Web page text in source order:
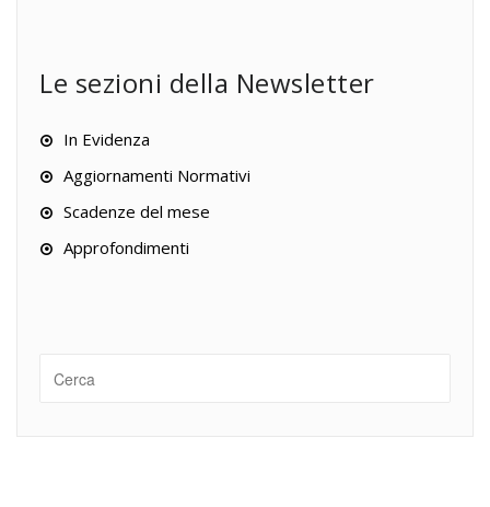
Le sezioni della Newsletter
In Evidenza
Aggiornamenti Normativi
Scadenze del mese
Approfondimenti